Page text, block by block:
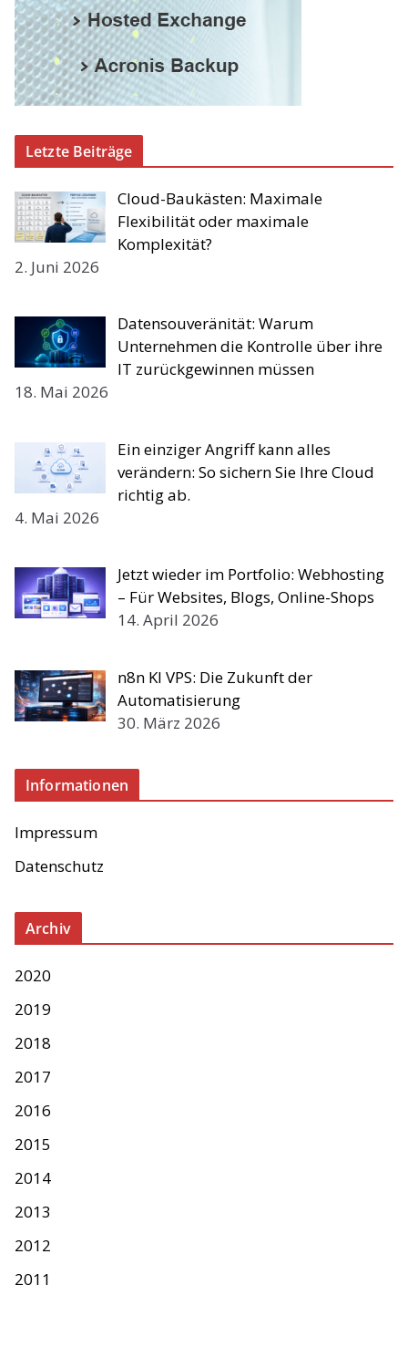
Letzte Beiträge
Cloud-Baukästen: Maximale
Flexibilität oder maximale
Komplexität?
2. Juni 2026
Datensouveränität: Warum
Unternehmen die Kontrolle über ihre
IT zurückgewinnen müssen
18. Mai 2026
Ein einziger Angriff kann alles
verändern: So sichern Sie Ihre Cloud
richtig ab.
4. Mai 2026
Jetzt wieder im Portfolio: Webhosting
– Für Websites, Blogs, Online-Shops
14. April 2026
n8n KI VPS: Die Zukunft der
Automatisierung
30. März 2026
Informationen
Impressum
Datenschutz
Archiv
2020
2019
2018
2017
2016
2015
2014
2013
2012
2011